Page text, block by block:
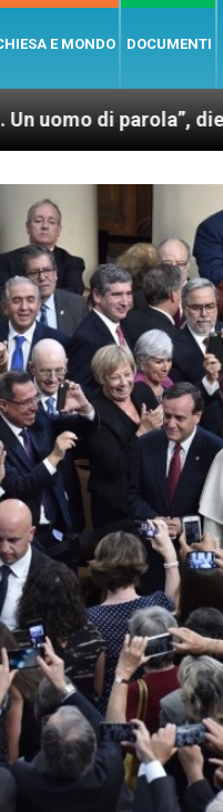
E MONDO DOCUMENTI
dietro le quinte